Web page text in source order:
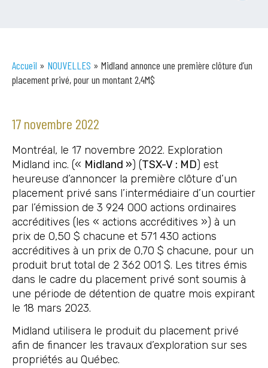
Accueil » NOUVELLES » Midland annonce une première clôture d’un
placement privé, pour un montant 2,4M$
17 novembre 2022
Montréal, le 17 novembre 2022. Exploration
Midland inc. (« Midland ») (TSX-V : MD) est
heureuse d’annoncer la première clôture d’un
placement privé sans l’intermédiaire d’un courtier
par l’émission de 3 924 000 actions ordinaires
accréditives (les « actions accréditives ») à un
prix de 0,50 $ chacune et 571 430 actions
accréditives à un prix de 0,70 $ chacune, pour un
produit brut total de 2 362 001 $. Les titres émis
dans le cadre du placement privé sont soumis à
une période de détention de quatre mois expirant
le 18 mars 2023.
Midland utilisera le produit du placement privé
afin de financer les travaux d’exploration sur ses
propriétés au Québec.